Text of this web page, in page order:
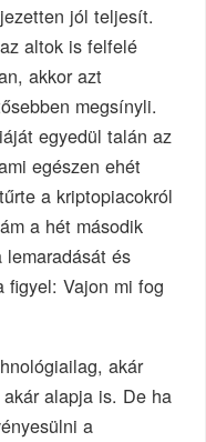
jól teljesít.
altok is felfelé
akkor azt
megsínyli.
egyedül talán az
egészen ehét
a kriptopiacokról
a hét második
és
figyel: Vajon mi fog
akár
alapja is. De ha
a